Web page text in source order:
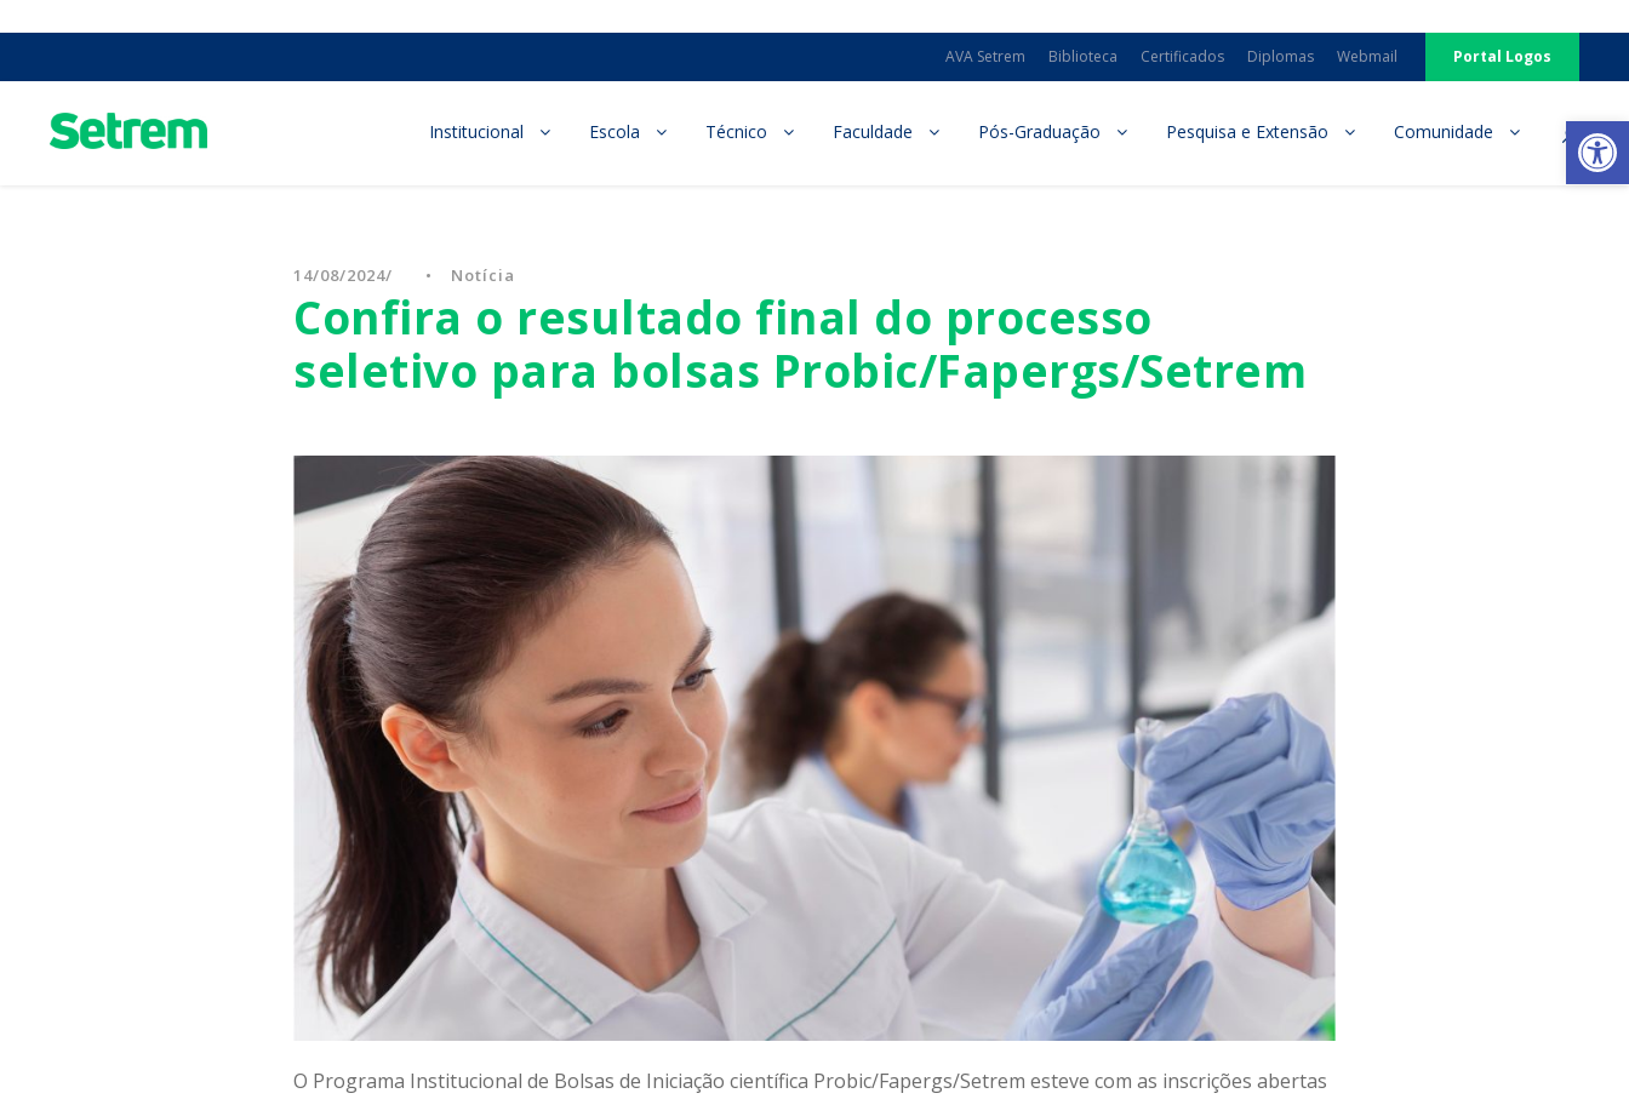
AVA Setrem Biblioteca Certificados Diplomas Webmail Portal Logos
Institucional Escola Técnico Faculdade Pós-Graduação Pesquisa e Extensão Comunidade
14/08/2024 • Notícia
Confira o resultado final do processo
seletivo para bolsas Probic/Fapergs/Setrem
O Programa Institucional de Bolsas de Iniciação científica Probic/Fapergs/Setrem esteve com as inscrições abertas